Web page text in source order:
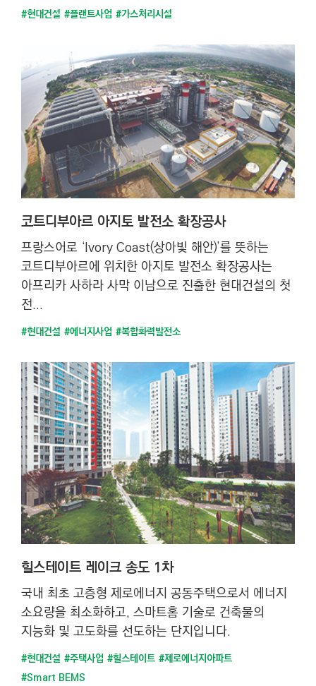
#현대건설 #플랜트사업 #가스처리시설
코트디부아르 아지토 발전소 확장공사
프랑스어로 ‘Ivory Coast(상아빛 해안)’를 뜻하는
코트디부아르에 위치한 아지토 발전소 확장공사는
아프리카 사하라 사막 이남으로 진출한 현대건설의 첫
전...
#현대건설 #에너지사업 #복합화력발전소
힐스테이트 레이크 송도 1차
국내 최초 고층형 제로에너지 공동주택으로서 에너지
소요량을 최소화하고, 스마트홈 기술로 건축물의
지능화 및 고도화를 선도하는 단지입니다.
#현대건설 #주택사업 #힐스테이트 #제로에너지아파트
#Smart BEMS